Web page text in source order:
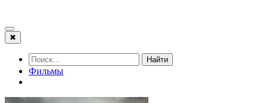
✖
Найти
Фильмы